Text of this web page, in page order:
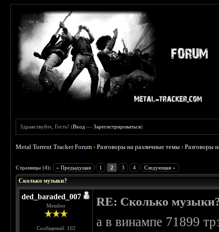
Здравствуйте, Гость! (Вход —Зарегистрироваться)
Metal Torrent Tracker Forum ›Разговоры на различные темы ›Разговоры
Страницы (4): « Предыдущая 1 2 3 4 Следующая »
Сколько музыки?
ded_baraded_007
Member
Сообщений: 102
RE: Сколько
а в винампе 71899